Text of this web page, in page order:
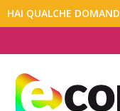
HAI QUALCHE